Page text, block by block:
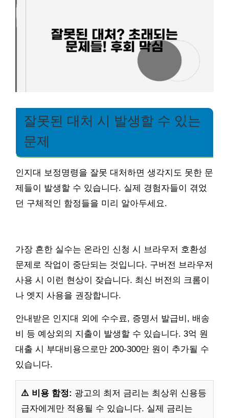
잘못된 대처 시 발생할 수 있는
문제
인지대 보정명령을 잘못 대처하면 생각지도 못한 문
제들이 발생할 수 있습니다. 실제 경험자들이 겪었
던 구체적인 함정들을 미리 알아두세요.
가장 흔한 실수는 온라인 신청 시 브라우저 호환성
문제로 작업이 중단되는 것입니다. 구버전 브라우저
사용 시 이런 현상이 잦습니다. 최신 버전의 크롬이
나 엣지 사용을 권장합니다.
안내받은 인지대 외에 수수료, 증명서 발급비, 배송
비 등 예상외의 지출이 발생할 수 있습니다. 3억 원
대출 시 부대비용으로만 200-300만 원이 추가될 수
있습니다.
⚠️ 비용 함정: 광고의 최저 금리는 최상위 신용등
급자에게만 적용될 수 있습니다. 실제 금리는